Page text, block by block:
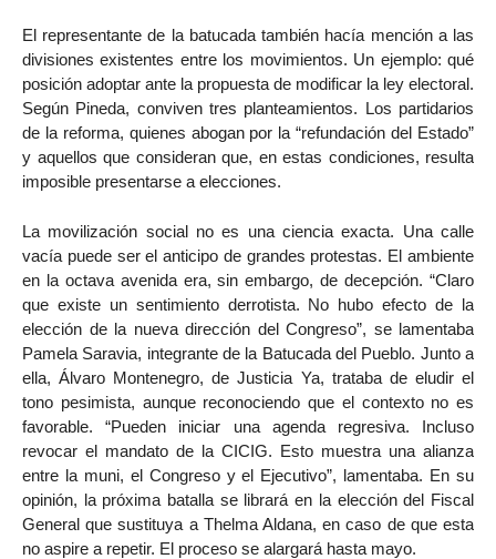
El representante de la batucada también hacía mención a las
divisiones existentes entre los movimientos. Un ejemplo: qué
posición adoptar ante la propuesta de modificar la ley electoral.
Según Pineda, conviven tres planteamientos. Los partidarios
de la reforma, quienes abogan por la “refundación del Estado”
y aquellos que consideran que, en estas condiciones, resulta
imposible presentarse a elecciones.
La movilización social no es una ciencia exacta. Una calle
vacía puede ser el anticipo de grandes protestas. El ambiente
en la octava avenida era, sin embargo, de decepción. “Claro
que existe un sentimiento derrotista. No hubo efecto de la
elección de la nueva dirección del Congreso”, se lamentaba
Pamela Saravia, integrante de la Batucada del Pueblo. Junto a
ella, Álvaro Montenegro, de Justicia Ya, trataba de eludir el
tono pesimista, aunque reconociendo que el contexto no es
favorable. “Pueden iniciar una agenda regresiva. Incluso
revocar el mandato de la CICIG. Esto muestra una alianza
entre la muni, el Congreso y el Ejecutivo”, lamentaba. En su
opinión, la próxima batalla se librará en la elección del Fiscal
General que sustituya a Thelma Aldana, en caso de que esta
no aspire a repetir. El proceso se alargará hasta mayo.